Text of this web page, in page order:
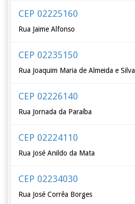
CEP 02225160
Rua Jaime Alfonso
CEP 02235150
Rua Joaquim Maria de Almeida e Silva
CEP 02226140
Rua Jornada da Paraíba
CEP 02224110
Rua José Anildo da Mata
CEP 02234030
Rua José Corrêa Borges